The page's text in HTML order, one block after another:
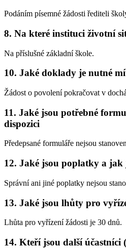
Podáním písemné žádosti řediteli
8. Na které instituci životní
Na příslušné základní škole.
10. Jaké doklady je nutné
Žádost o povolení pokračovat v
11. Jaké jsou potřebné
dispozici
Předepsané formuláře nejsou
12. Jaké jsou poplatky a jak
Správní ani jiné poplatky nejsou
13. Jaké jsou lhůty pro
Lhůta pro vyřízení žádosti je 30 dnů.
14. Kteří jsou další účastníci